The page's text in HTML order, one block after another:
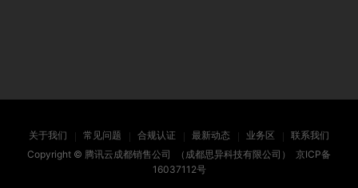
关于我们 常见问题 合规认证 最新动态 业务区
联系我们
Copyright © 腾讯云成都销售公司 （成都思异科技有限公司） 京ICP备
16037112号